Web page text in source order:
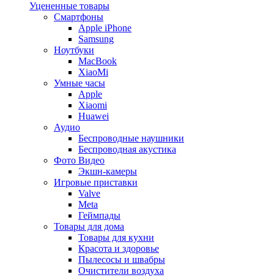
Уцененные товары
Cмартфоны
Apple iPhone
Samsung
Ноутбуки
MacBook
XiaoMi
Умные часы
Apple
Xiaomi
Huawei
Аудио
Беспроводные наушники
Беспроводная акустика
Фото Видео
Экшн-камеры
Игровые приставки
Valve
Meta
Геймпады
Товары для дома
Товары для кухни
Красота и здоровье
Пылесосы и швабры
Очистители воздуха